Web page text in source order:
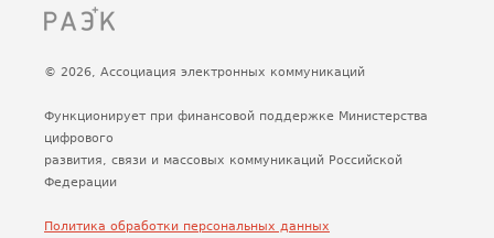
© 2026, Ассоциация электронных коммуникаций
Функционирует при финансовой поддержке Министерства
цифрового
развития, связи и массовых коммуникаций Российской
Федерации
Политика обработки персональных данных